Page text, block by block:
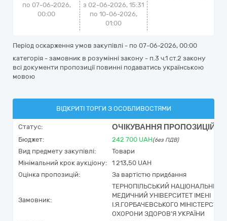
по 07-06-2026,
00:00
з 02-06-2026, 15:31
по 10-06-2026,
01:00
Період оскарження умов закупівлі - по 07-06-2026, 00:00
категорія - замовник в розумінні закону - п.3 ч.1 ст.2 закону
всі документи пропозиції повинні подаватись українською
мовою
ВІДКРИТІ ТОРГИ З ОСОБЛИВОСТЯМИ
Статус: ОЧІКУВАННЯ ПРОПОЗИЦІЙ
Бюджет: 242 700 UAH(без ПДВ)
Вид предмету закупівлі:
Товари
Мінімальний крок аукціону:
1 213,50 UAH
Оцінка пропозицій:
За вартістю придбання
Замовник:
ТЕРНОПІЛЬСЬКИЙ НАЦІОНАЛЬНИЙ
МЕДИЧНИЙ УНІВЕРСИТЕТ ІМЕНІ
І.Я.ГОРБАЧЕВСЬКОГО МІНІСТЕРСТВА
ОХОРОНИ ЗДОРОВ'Я УКРАЇНИ